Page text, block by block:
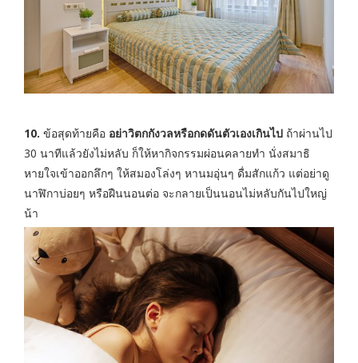
10. ข้อสุดท้ายคือ อย่าวิตกกังวลหรือกดดันตัวเองเกินไป ถ้าผ่านไป
30 นาทีแล้วยังไม่หลับ ก็ให้หากิจกรรมผ่อนคลายทำ นั่งสมาธิ
หายใจเข้าออกลึกๆ ให้สมองโล่งๆ หานมอุ่นๆ ดื่มสักแก้ว แต่อย่าดู
นาฬิกาบ่อยๆ หรือฝืนนอนต่อ จะกลายเป็นนอนไม่หลับกันไปใหญ่
น้า